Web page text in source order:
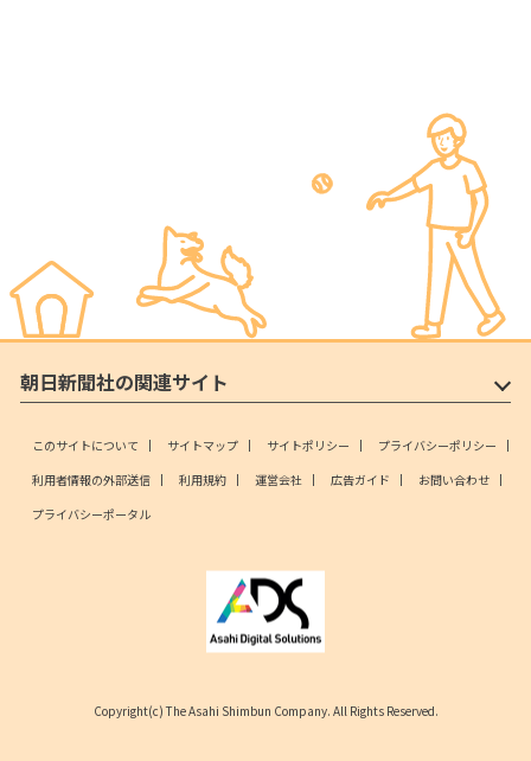
朝日新聞社の関連サイト
このサイトについて サイトマップ サイトポリシー
プライバシーポリシー
利用者情報の外部送信
利用規約 運営会社 広告ガイド
お問い合わせ
プライバシーポータル
Copyright(c) The Asahi Shimbun Company. All Rights Reserved.